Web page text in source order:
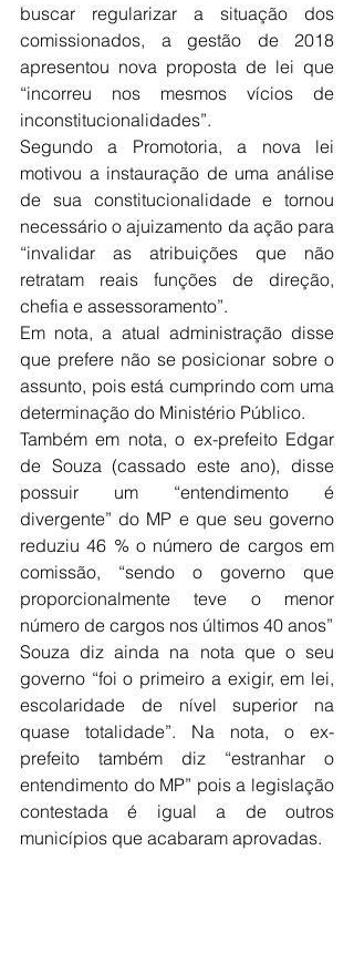
buscar regularizar a situação dos
comissionados, a gestão de 2018
apresentou nova proposta de lei que
“incorreu nos mesmos vícios de
inconstitucionalidades”.
Segundo a Promotoria, a nova lei
motivou a instauração de uma análise
de sua constitucionalidade e tornou
necessário o ajuizamento da ação para
“invalidar as atribuições que não
retratam reais funções de direção,
chefia e assessoramento”.
Em nota, a atual administração disse
que prefere não se posicionar sobre o
assunto, pois está cumprindo com uma
determinação do Ministério Público.
Também em nota, o ex-prefeito Edgar
de Souza (cassado este ano), disse
possuir um “entendimento é
divergente” do MP e que seu governo
reduziu 46 % o número de cargos em
comissão, “sendo o governo que
proporcionalmente teve o menor
número de cargos nos últimos 40 anos”
Souza diz ainda na nota que o seu
governo “foi o primeiro a exigir, em lei,
escolaridade de nível superior na
quase totalidade”. Na nota, o ex-
prefeito também diz “estranhar o
entendimento do MP” pois a legislação
contestada é igual a de outros
municípios que acabaram aprovadas.